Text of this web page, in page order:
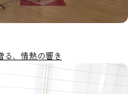
る、情熱の響き